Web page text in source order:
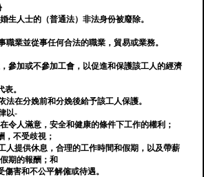
生人士的（普通法）非法身份被廢除。
職業並從事任何合法的職業，貿易或業務。
參加或不參加工會，以促進和保護該工人的經濟
。
法在分娩前和分娩後給予該工人保護。
以-
令人滿意，安全和健康的條件下工作的權利；
，不受歧視；
人提供休息，合理的工作時間和假期，以及帶薪
期的報酬；和
傷害和不公平解僱或待遇。